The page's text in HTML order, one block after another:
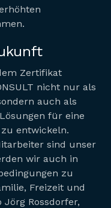
Zertifikat
nicht nur als
auch als
für eine
entwickeln.
sind unser
wir auch in
zu
Freizeit und
Jörg Rossdorfer,